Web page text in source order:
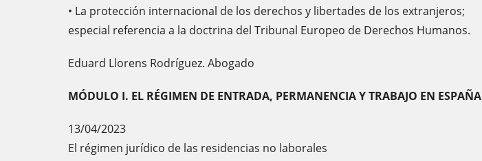
• La protección internacional de los derechos y libertades de los extranjeros;
especial referencia a la doctrina del Tribunal Europeo de Derechos Humanos.
Eduard Llorens Rodríguez. Abogado
MÓDULO I. EL RÉGIMEN DE ENTRADA, PERMANENCIA Y TRABAJO EN ESPAÑA
13/04/2023
El régimen jurídico de las residencias no laborales